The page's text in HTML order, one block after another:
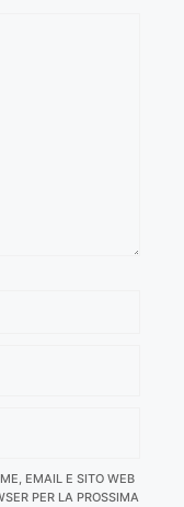
EMAIL E SITO WEB
PER LA PROSSIMA